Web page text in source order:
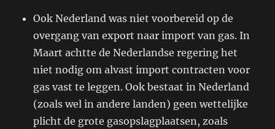
Ook Nederland was niet voorbereid op de
overgang van export naar import van gas. In
Maart achtte de Nederlandse regering het
niet nodig om alvast import contracten voor
gas vast te leggen. Ook bestaat in Nederland
(zoals wel in andere landen) geen wettelijke
plicht de grote gasopslagplaatsen, zoals